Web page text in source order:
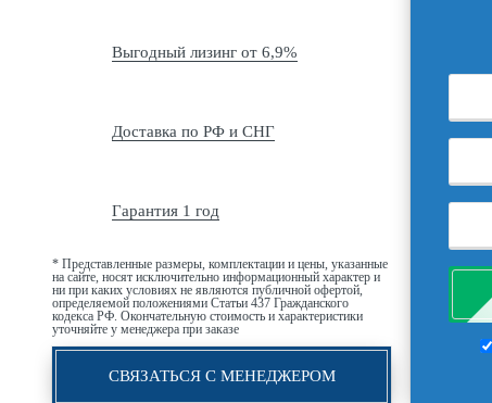
Выгодный лизинг от 6,9%
Доставка по РФ и СНГ
Гарантия 1 год
* Представленные размеры, комплектации и цены, указанные
на сайте, носят исключительно информационный характер и
ни при каких условиях не являются публичной офертой,
определяемой положениями Статьи 437 Гражданского
кодекса РФ. Окончательную стоимость и характеристики
уточняйте у менеджера при заказе
СВЯЗАТЬСЯ С МЕНЕДЖЕРОМ